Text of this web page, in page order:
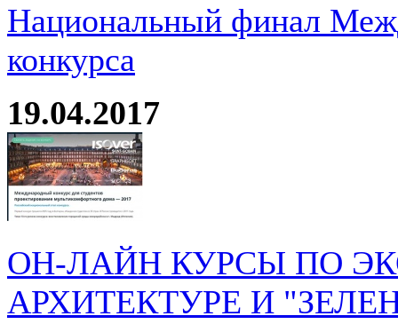
Национальный финал
конкурса
19.04.2017
ОН-ЛАЙН КУРСЫ ПО
АРХИТЕКТУРЕ И